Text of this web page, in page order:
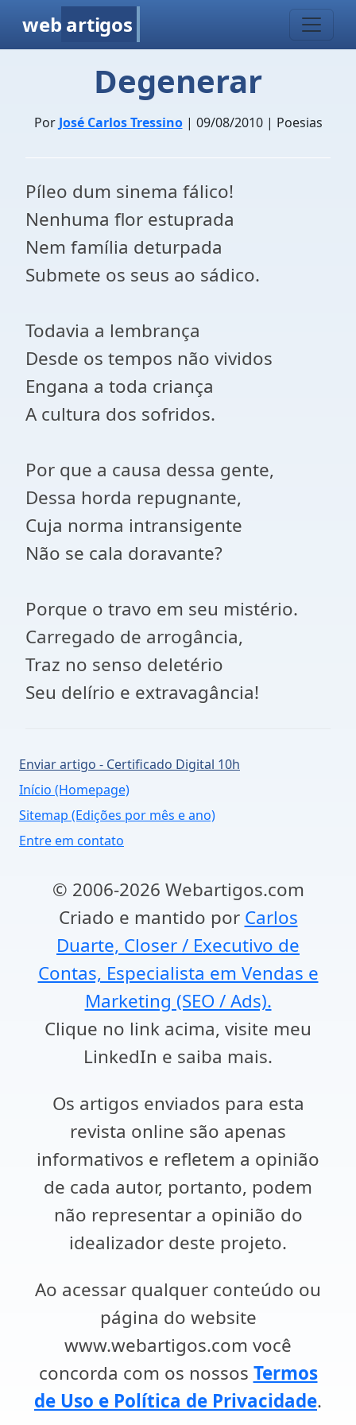
web artigos
Degenerar
Por José Carlos Tressino| 09/08/2010 | Poesias
Píleo dum sinema fálico!
Nenhuma flor estuprada
Nem família deturpada
Submete os seus ao sádico.
Todavia a lembrança
Desde os tempos não vividos
Engana a toda criança
A cultura dos sofridos.
Por que a causa dessa gente,
Dessa horda repugnante,
Cuja norma intransigente
Não se cala doravante?
Porque o travo em seu mistério.
Carregado de arrogância,
Traz no senso deletério
Seu delírio e extravagância!
Enviar artigo - Certificado Digital 10h
Início (Homepage)
Sitemap (Edições por mês e ano)
Entre em contato
© 2006-2026 Webartigos.com
Criado e mantido por Carlos
Duarte, Closer / Executivo de
Contas, Especialista em Vendas e
Marketing (SEO / Ads).
Clique no link acima, visite meu
LinkedIn e saiba mais.
Os artigos enviados para esta
revista online são apenas
informativos e refletem a opinião
de cada autor, portanto, podem
não representar a opinião do
idealizador deste projeto.
Ao acessar qualquer conteúdo ou
página do website
www.webartigos.com você
concorda com os nossos Termos
de Uso e Política de Privacidade.